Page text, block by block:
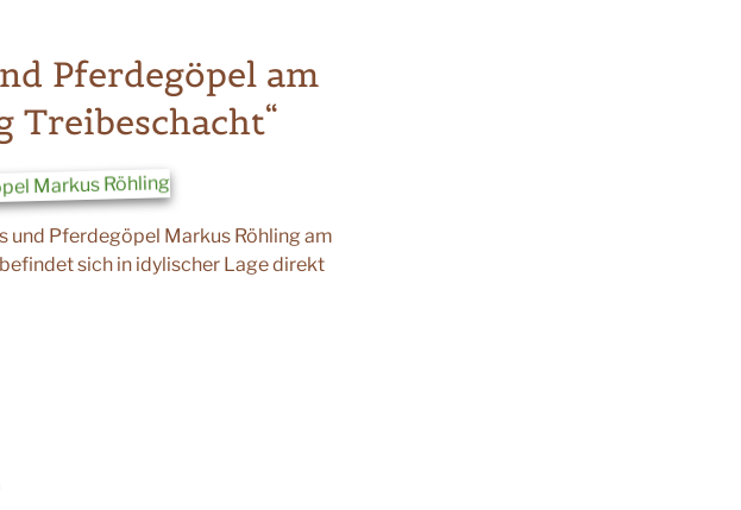
Pferdegöpel am
Treibeschacht“
und Pferdegöpel Markus Röhling am
sich in idylischer Lage direkt